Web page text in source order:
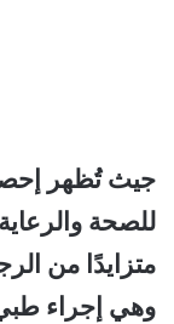
جيث تُظهر
للصحة
متزايدًا من
وهي إجراء